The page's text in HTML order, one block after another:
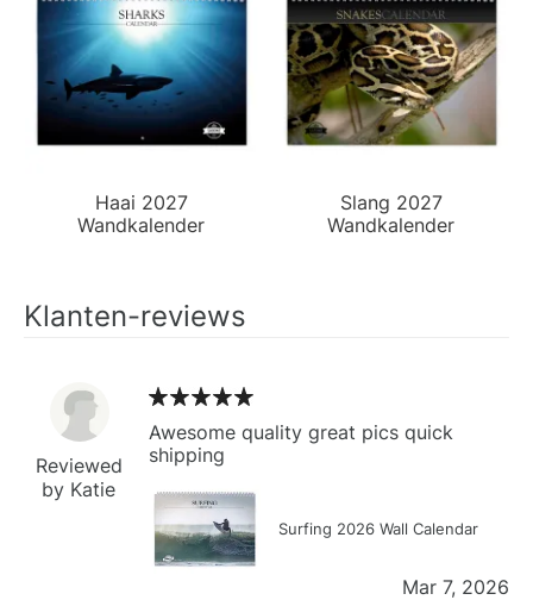
Haai 2027
Wandkalender
Slang 2027
Wandkalender
Klanten-reviews
Reviewed
by Katie
Awesome quality great pics quick
shipping
Surfing 2026 Wall Calendar
Mar 7, 2026